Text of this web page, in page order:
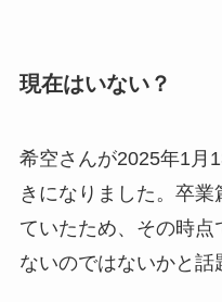
現在はいない？
希空さんが2025年1月
きになりました。卒
ていたため、その時
ないのではないかと話